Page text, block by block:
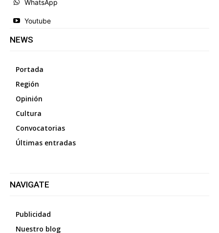
WhatsApp
Youtube
NEWS
Portada
Región
Opinión
Cultura
Convocatorias
Últimas entradas
NAVIGATE
Publicidad
Nuestro blog